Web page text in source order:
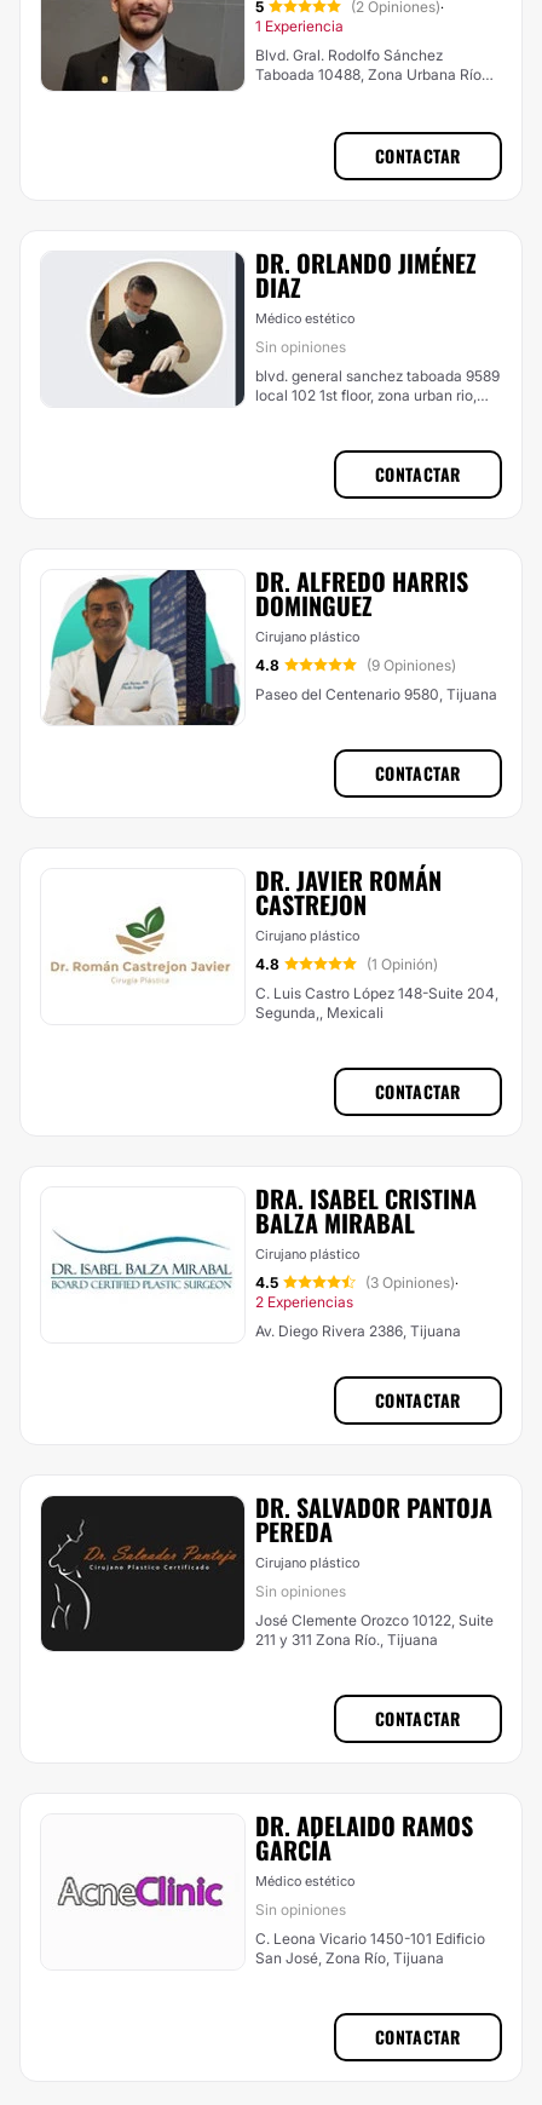
5 (2 Opiniones)·
1 Experiencia
Blvd. Gral. Rodolfo Sánchez
Taboada 10488, Zona Urbana Río
CONTACTAR
DR. ORLANDO JIMÉNEZ
DIAZ
Médico estético
Sin opiniones
blvd. general sanchez taboada 9589
local 102 1st floor, zona urban rio,
CONTACTAR
DR. ALFREDO HARRIS
DOMINGUEZ
Cirujano plástico
4.8
(9 Opiniones)
Paseo del Centenario 9580, Tijuana
CONTACTAR
DR. JAVIER ROMÁN
CASTREJON
Cirujano plástico
4.8
(1 Opinión)
C. Luis Castro López 148-Suite 204,
Segunda,, Mexicali
CONTACTAR
DRA. ISABEL CRISTINA
BALZA MIRABAL
Cirujano plástico
4.5 (3 Opiniones)·
2 Experiencias
Av. Diego Rivera 2386, Tijuana
CONTACTAR
DR. SALVADOR PANTOJA
PEREDA
Cirujano plástico
Sin opiniones
José Clemente Orozco 10122, Suite
211 y 311 Zona Río., Tijuana
CONTACTAR
DR. ADELAIDO RAMOS
GARCÍA
Médico estético
Sin opiniones
C. Leona Vicario 1450-101 Edificio
San José, Zona Río, Tijuana
CONTACTAR